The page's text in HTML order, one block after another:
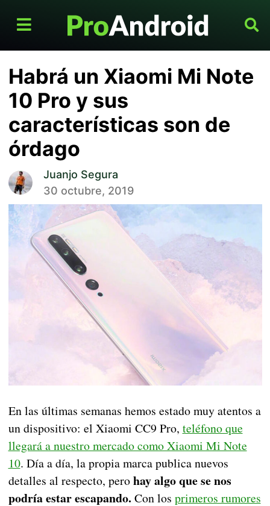
Habrá un Xiaomi Mi Note
10 Pro y sus
características son de
órdago
Juanjo Segura
30 octubre, 2019
En las últimas semanas hemos estado muy atentos a
un dispositivo: el Xiaomi CC9 Pro, teléfono que
llegará a nuestro mercado como Xiaomi Mi Note
10. Día a día, la propia marca publica nuevos
detalles al respecto, perohay algo que se nos
podría estar escapando. Con los primeros rumores